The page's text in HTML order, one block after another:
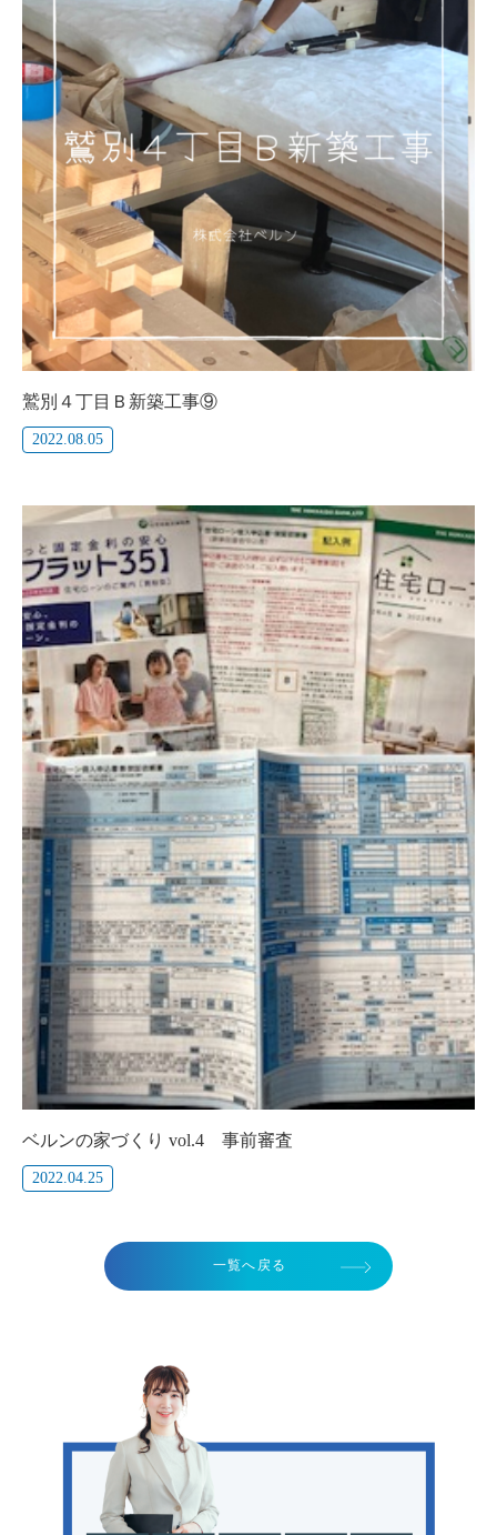
鷲別４丁目Ｂ新築工事⑨
2022.08.05
ベルンの家づくり vol.4 事前審査
2022.04.25
一覧へ戻る